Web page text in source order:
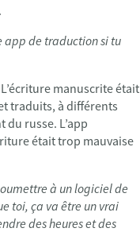
app de traduction si tu
manuscrite était
traduits, à différents
russe. L’app
était trop mauvaise
à un logiciel de
toi, ça va être un vrai
des heures et des